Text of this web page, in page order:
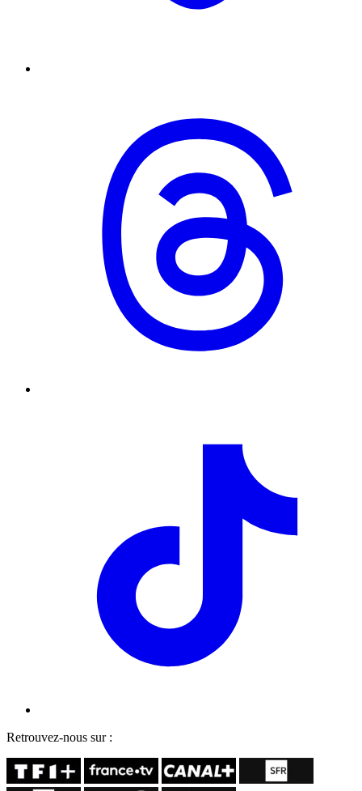
Retrouvez-nous sur :